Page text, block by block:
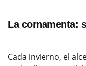
La cornamenta:
Cada invierno, el